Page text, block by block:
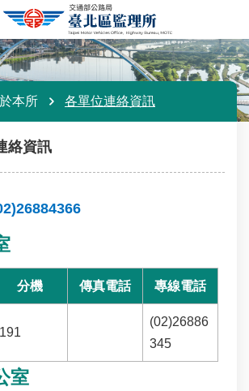
本所 各單位連絡資訊
絡資訊
分機 傳真電話 專線電話
191
(02)26886
345
室